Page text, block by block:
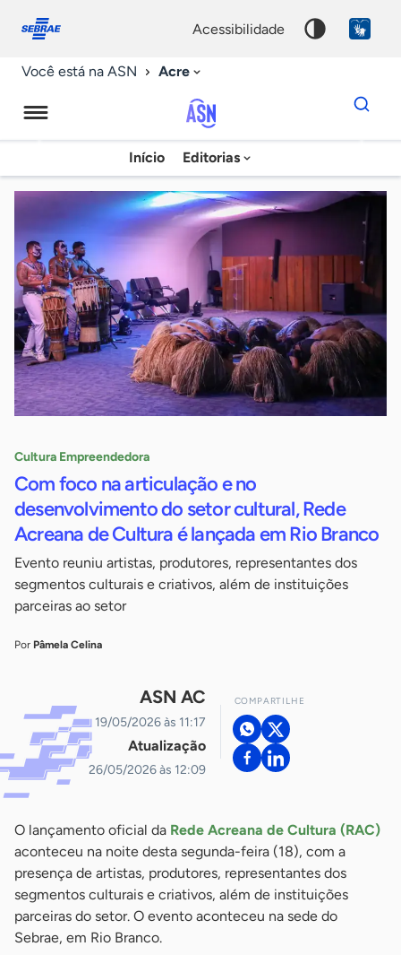
conosco
acessibilidade
Você está na ASN Acre
Agência
Sebrae
de
Notícias
Início Editorias
Dados
para
chave
Cultura Empreendedora
Com foco na articulação e no
desenvolvimento do setor cultural, Rede
Acreana de Cultura é lançada em Rio Branco
Evento reuniu artistas, produtores, representantes dos
segmentos culturais e criativos, além de instituições
parceiras ao setor
Por Pâmela Celina
ASN AC
19/05/2026 às 11:17
Atualização
26/05/2026 às 12:09
COMPARTILHE
O lançamento oficial da Rede Acreana de Cultura (RAC)
aconteceu na noite desta segunda-feira (18), com a
presença de artistas, produtores, representantes dos
segmentos culturais e criativos, além de instituições
parceiras do setor. O evento aconteceu na sede do
Sebrae, em Rio Branco.